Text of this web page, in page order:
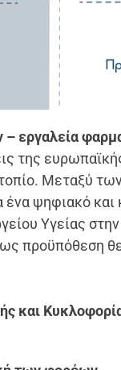
εργαλεία
της
Μεταξύ
ψηφιακό
Υγείας
ως προϋπόθεση
και